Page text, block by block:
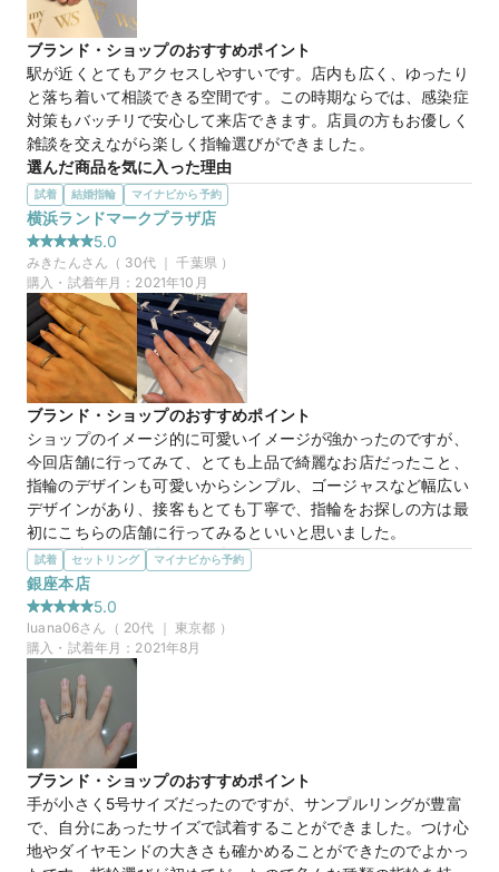
ブランド・ショップのおすすめポイント
駅が近くとてもアクセスしやすいです。店内も広く、ゆったり
と落ち着いて相談できる空間です。この時期ならでは、感染症
対策もバッチリで安心して来店できます。店員の方もお優しく
雑談を交えながら楽しく指輪選びができました。
選んだ商品を気に入った理由
シンプルでリーズナブルな指輪です。値段を安く押さえたい
カップルにはぴったりだとおもいます。また、高級感もあり大
満足しています。特典も充実しており、かわいいペア人形や写
真ばえするように結婚指輪を飾ってくださったり思い出に残り
ました。
価格帯 20万円
試着 結婚指輪 マイナビから予約
横浜ランドマークプラザ店
5.0
みきたんさん（ 30代 ｜千葉県 ）
購入・試着年月： 2021年10月
ブランド・ショップのおすすめポイント
ショップのイメージ的に可愛いイメージが強かったのですが、
今回店舗に行ってみて、とても上品で綺麗なお店だったこと、
指輪のデザインも可愛いからシンプル、ゴージャスなど幅広い
デザインがあり、接客もとても丁寧で、指輪をお探しの方は最
初にこちらの店舗に行ってみるといいと思いました。
選んだ商品を気に入った理由
わたしの希望で、プラチナ、上品なのだけどダイヤモンドの輝
きが感じられる少し華やかめなデザインでお願いしました。
旦那様はシンプルだけど、わたしのデザインと少し似ているデ
ザインでペアっぽさを感じられる指輪です。
わたしが指輪をつけすぎて、左薬指が腫れてしまい、写真では
右手につけさせていただいてます
この店舗の良かったところ
接客がとても丁寧です。
わたしが好みの指輪をカタログから選ぶと、予算などに合わせ
て好きそうな指輪をいくつか見せてくださって、ほかの店舗だ
とお席に座って、持ってきてくれた指輪をつけるのですが、
ショーケースまで行って指輪を出してくださるので、そのとき
ほかの指輪もショーケースから見えるので、自分からこれが気
試着 セットリング マイナビから予約
銀座本店
5.0
luana06さん（ 20代 ｜ 東京都 ）
購入・試着年月： 2021年8月
ブランド・ショップのおすすめポイント
手が小さく5号サイズだったのですが、サンプルリングが豊富
で、自分にあったサイズで試着することができました。つけ心
地やダイヤモンドの大きさも確かめることができたのでよかっ